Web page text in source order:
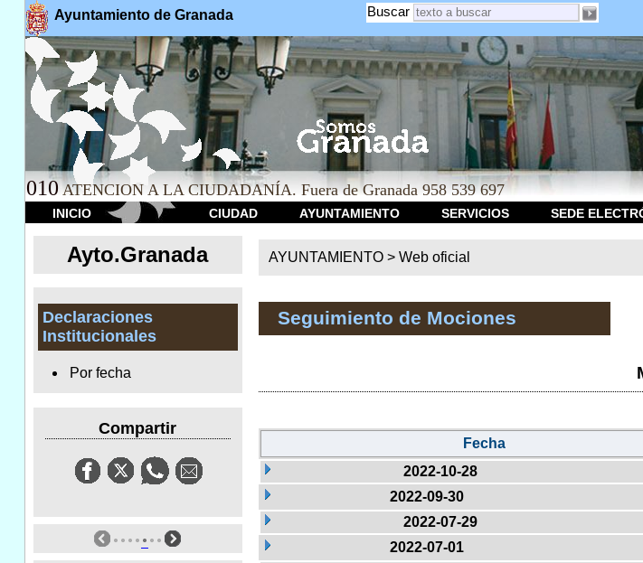
Ayuntamiento de Granada Buscar
010 ATENCION A LA CIUDADANÍA. Fuera de Granada 958 539 697
INICIO CIUDAD AYUNTAMIENTO SERVICIOS SEDE
Ayto.Granada
Declaraciones
Institucionales
Por fecha
Compartir
AYUNTAMIENTO > Web oficial
Seguimiento de Mociones
Fecha
2022-10-28
2022-09-30
2022-07-29
2022-07-01